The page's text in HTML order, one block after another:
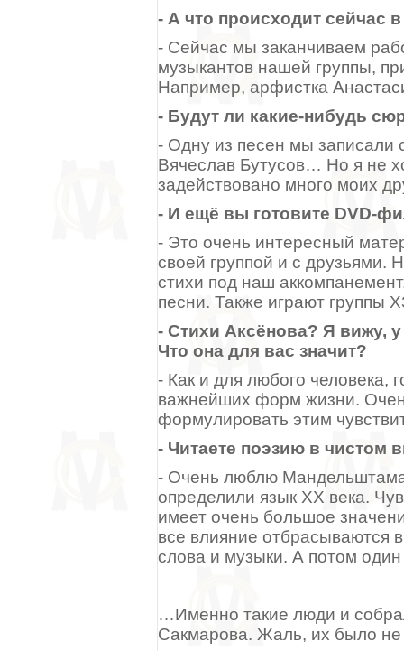
- А что происходит сейчас
- Сейчас мы заканчиваем
музыкантов нашей группы,
Например, арфистка
- Будут ли какие-нибудь
- Одну из песен мы записали
Вячеслав Бутусов… Но я не
задействовано много моих
- И ещё вы готовите DVD-
- Это очень интересный
своей группой и с друзьями.
стихи под наш
песни. Также играют
- Стихи Аксёнова? Я вижу,
Что она для вас значит?
- Как и для любого человека,
важнейших форм жизни.
формулировать этим
- Читаете поэзию в чистом
- Очень люблю
определили язык XX века.
имеет очень большое
все влияние отбрасываются
слова и музыки. А потом
…Именно такие люди и
Сакмарова. Жаль, их было не